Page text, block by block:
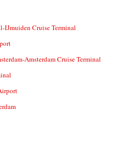
IJmuiden Cruise Terminal
Amsterdam Cruise Terminal